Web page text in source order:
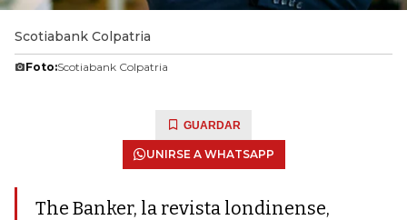
Scotiabank Colpatria
Foto:Scotiabank Colpatria
GUARDAR
UNIRSE A WHATSAPP
The Banker, la revista londinense,